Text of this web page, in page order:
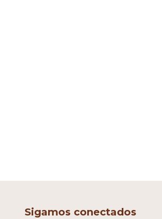
Sigamos conectados